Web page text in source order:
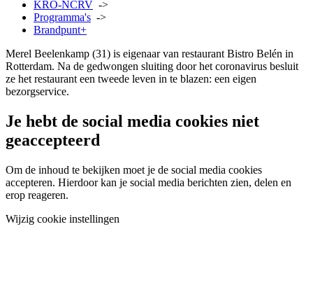
KRO-NCRV ->
Programma's ->
Brandpunt+
Merel Beelenkamp (31) is eigenaar van restaurant Bistro Belén in
Rotterdam. Na de gedwongen sluiting door het coronavirus besluit
ze het restaurant een tweede leven in te blazen: een eigen
bezorgservice.
Je hebt de social media cookies niet
geaccepteerd
Om de inhoud te bekijken moet je de social media cookies
accepteren. Hierdoor kan je social media berichten zien, delen en
erop reageren.
Wijzig cookie instellingen